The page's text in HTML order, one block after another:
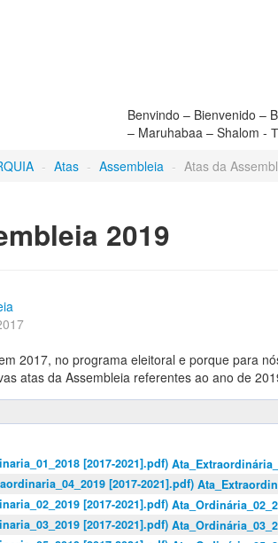
Benvindo – Bienvenido –
- Atas - Assembleia - Atas da
2019
2017, no programa eleitoral e porque para
atas da Assembleia referentes ao ano de